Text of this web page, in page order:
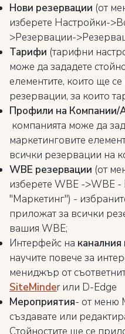
Нови резервации (от
изберете Настройки-
>Резервации-
Тарифи (тарифни
може да зададете
елементите, които ще
резервации, за които
Профили на Компании/
компанията може да
маркетинговите
всички резервации на
WBE резервации (от
изберете WBE ->WBE
"Маркетинг") -
приложат за всички
вашия WBE;
Интерфейс на
научите повече за
мениджър от
SiteMinder или D-Edge
Мероприятия- от меню
създавате или
Стойностите ще се